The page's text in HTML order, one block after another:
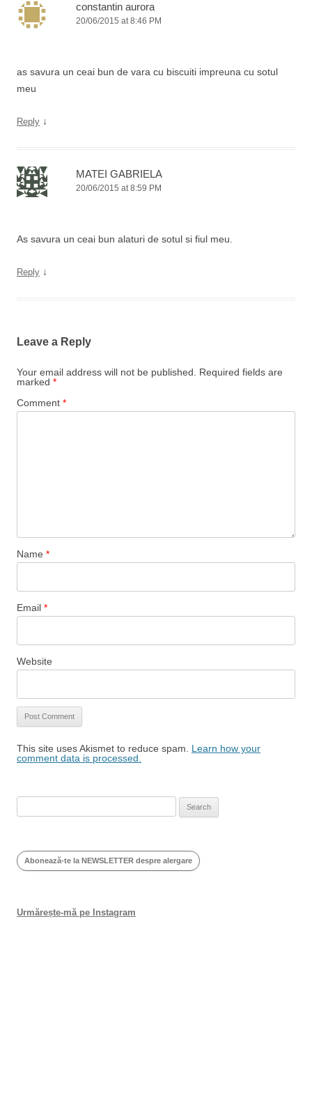
constantin aurora
20/06/2015 at 8:46 PM
as savura un ceai bun de vara cu biscuiti impreuna cu sotul
meu
Reply ↓
MATEI GABRIELA
20/06/2015 at 8:59 PM
As savura un ceai bun alaturi de sotul si fiul meu.
Reply ↓
Leave a Reply
Your email address will not be published.
Required fields are
marked *
Comment *
Name *
Email *
Website
This site uses Akismet to reduce spam. Learn how your
comment data is processed.
Abonează-te la NEWSLETTER despre alergare
Urmărește-mă pe Instagram